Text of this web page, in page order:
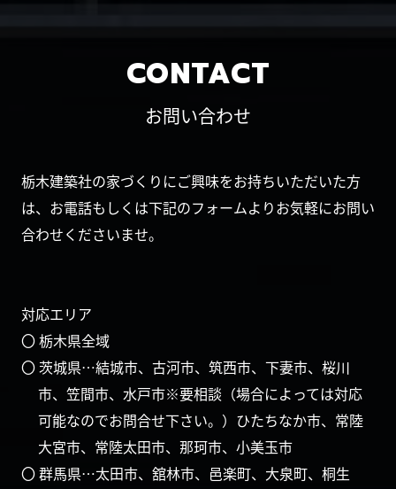
CONTACT
お問い合わせ
栃木建築社の家づくりにご興味をお持ちいただいた方
は、お電話もしくは下記のフォームよりお気軽にお問い
合わせくださいませ。
対応エリア
〇 栃木県全域
〇 茨城県…結城市、古河市、筑西市、下妻市、桜川
市、笠間市、水戸市※要相談（場合によっては対応
可能なのでお問合せ下さい。）ひたちなか市、常陸
大宮市、常陸太田市、那珂市、小美玉市
〇 群馬県…太田市、舘林市、邑楽町、大泉町、桐生